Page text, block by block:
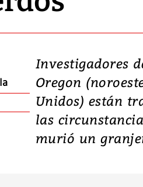
Investigadores
Oregon
Unidos) están
las
murió un
Video,
deja
daños